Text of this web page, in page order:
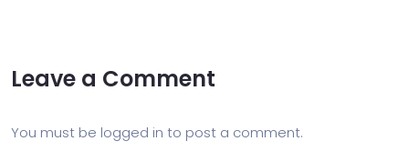
Leave a Comment
You must be logged in to post a comment.